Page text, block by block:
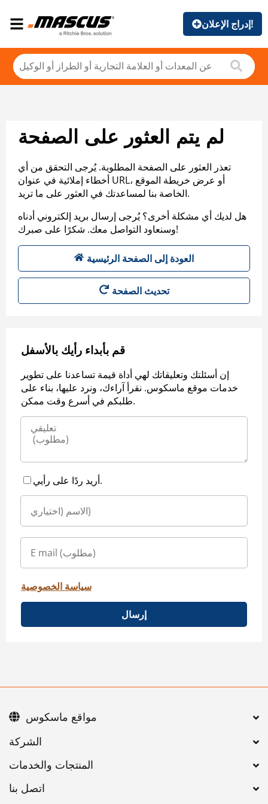
إدراج الإعلان!
لم يتم العثور على الصفحة
تعذر العثور على الصفحة المطلوبة. يُرجى التحقق من أي
أخطاء إملائية في عنوان URL، أو عرض خريطة الموقع
الخاصة بنا لمساعدتك في العثور على ما تريد.
هل لديك أي مشكلة أخرى؟ يُرجى إرسال بريد إلكتروني أدناه
وسنعاود التواصل معك. شكرًا على صبرك!
العودة إلى الصفحة الرئيسية
تحديث الصفحة
قم بأبداء رأيك بالأسفل
إن أسئلتك وتعليقاتك لهي أداة قيمة تساعدنا على تطوير
خدمات موقع ماسكوس. نقرأ آراءك، ونرد عليها، بناء على
طلبكم في أسرع وقت ممكن.
أريد ردًا على رأيي.
سياسة الخصوصية
إرسال
اتصل بنا
مواقع ماسكوس